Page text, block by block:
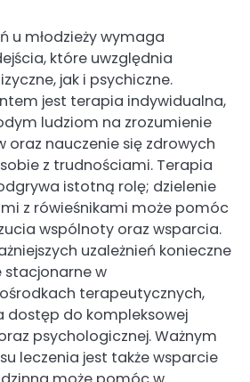
u młodzieży wymaga
które uwzględnia
jak i psychiczne.
jest terapia indywidualna,
ludziom na zrozumienie
oraz nauczenie się zdrowych
z trudnościami. Terapia
istotną rolę; dzielenie
z rówieśnikami może pomóc
wspólnoty oraz wsparcia.
uzależnień konieczne
stacjonarne w
terapeutycznych,
dostęp do kompleksowej
psychologicznej. Ważnym
leczenia jest także wsparcie